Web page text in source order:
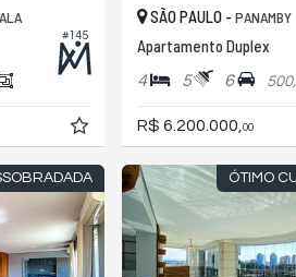
#145
SÃO PAULO - PANAMBY
Apartamento Duplex
4 5 6 500,
R$ 6.200.000, 00
ÓTIMO